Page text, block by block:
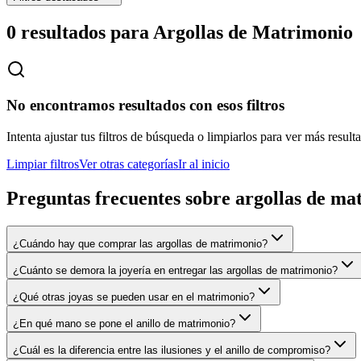
0 resultados para Argollas de Matrimonio
No encontramos resultados con esos filtros
Intenta ajustar tus filtros de búsqueda o limpiarlos para ver más
Limpiar filtrosVer otras categoríasIr al inicio
Preguntas frecuentes sobre argollas de
¿Cuándo hay que comprar las argollas de matrimonio?
¿Cuánto se demora la joyería en entregar las argollas de matrimonio?
¿Qué otras joyas se pueden usar en el matrimonio?
¿En qué mano se pone el anillo de matrimonio?
¿Cuál es la diferencia entre las ilusiones y el anillo de compromiso?